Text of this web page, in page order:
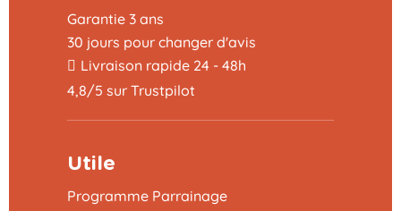
Garantie 3 ans
30 jours pour changer d'avis
Livraison rapide 24 - 48h
4,8/5 sur Trustpilot
Utile
Programme Parrainage